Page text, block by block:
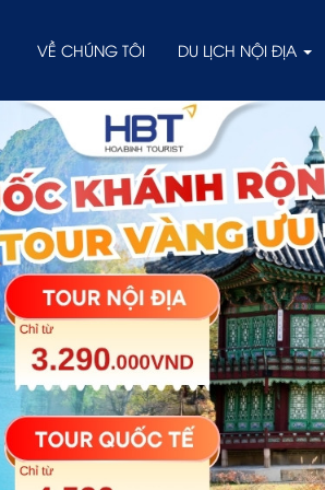
VỀ CHÚNG TÔI DU LỊCH NỘI ĐỊA